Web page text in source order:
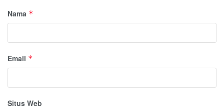
Nama *
Email *
Situs Web